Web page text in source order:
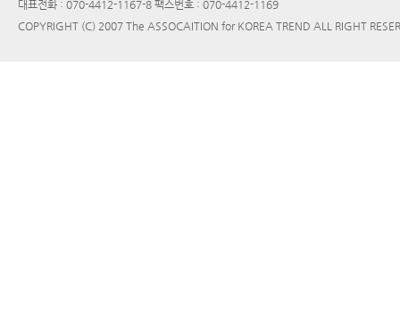
대표전화 : 070-4412-1167-8 팩스번호 : 070-4412-1169
COPYRIGHT (C) 2007 The ASSOCAITION for KOREA TREND ALL RIGHT